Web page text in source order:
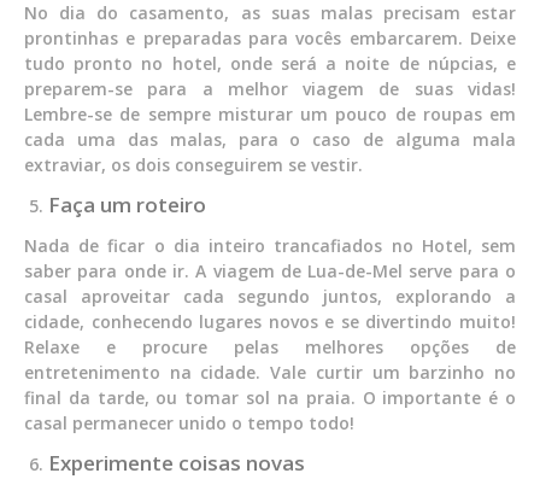
No dia do casamento, as suas malas precisam estar
prontinhas e preparadas para vocês embarcarem. Deixe
tudo pronto no hotel, onde será a noite de núpcias, e
preparem-se para a melhor viagem de suas vidas!
Lembre-se de sempre misturar um pouco de roupas em
cada uma das malas, para o caso de alguma mala
extraviar, os dois conseguirem se vestir.
Faça um roteiro
Nada de ficar o dia inteiro trancafiados no Hotel, sem
saber para onde ir. A viagem de Lua-de-Mel serve para o
casal aproveitar cada segundo juntos, explorando a
cidade, conhecendo lugares novos e se divertindo muito!
Relaxe e procure pelas melhores opções de
entretenimento na cidade. Vale curtir um barzinho no
final da tarde, ou tomar sol na praia. O importante é o
casal permanecer unido o tempo todo!
Experimente coisas novas